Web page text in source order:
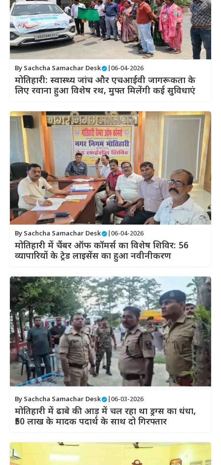
By Sachcha Samachar Desk 06-04-2026
मोतिहारी: स्वास्थ्य जांच और एचआईवी जागरूकता के
लिए रवाना हुआ विशेष रथ, मुफ्त मिलेंगी कई सुविधाएं
By Sachcha Samachar Desk 06-04-2026
मोतिहारी में चैंबर ऑफ कॉमर्स का विशेष शिविर: 56
व्यापारियों के ट्रेड लाइसेंस का हुआ नवीनीकरण
By Sachcha Samachar Desk 06-03-2026
मोतिहारी में ढाबे की आड़ में चल रहा था ड्रग्स का धंधा,
₹50 लाख के मादक पदार्थ के साथ दो गिरफ्तार